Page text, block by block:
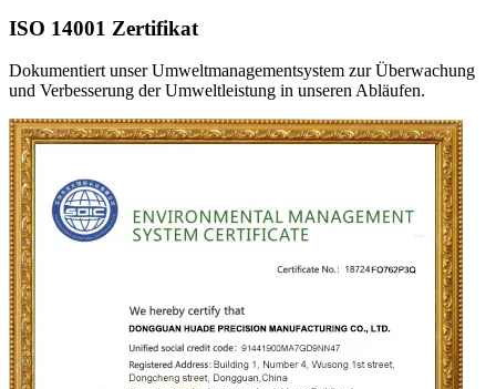
ISO 14001 Zertifikat
Dokumentiert unser Umweltmanagementsystem zur Überwachung
und Verbesserung der Umweltleistung in unseren Abläufen.